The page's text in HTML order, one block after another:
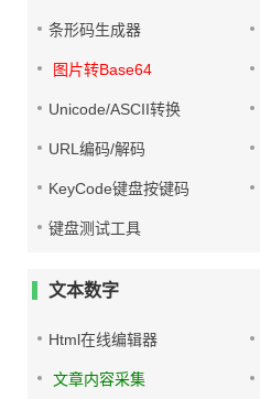
条形码生成器
图片转Base64
Unicode/ASCII转换
URL编码/解码
KeyCode键盘按键码
键盘测试工具
文本数字
Html在线编辑器
文章内容采集